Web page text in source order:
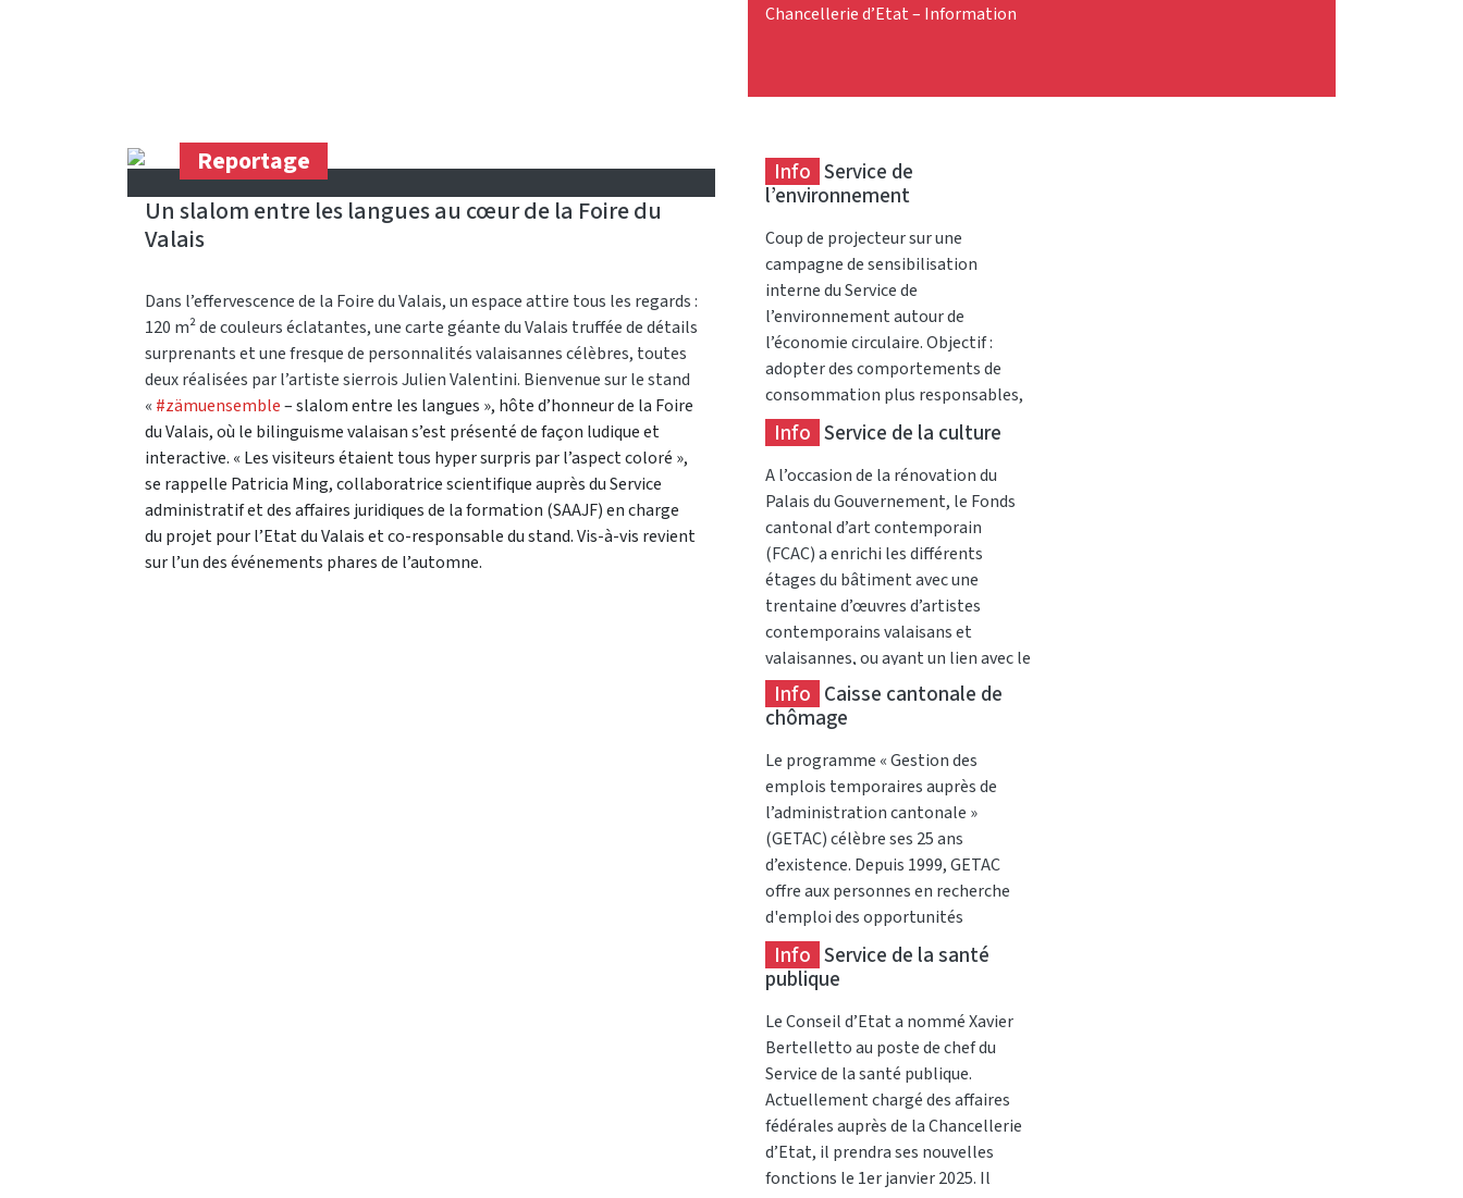
Chancellerie d’Etat – Information
Reportage
Un slalom entre les langues au cœur de la Foire du
Valais
Dans l’effervescence de la Foire du Valais, un espace attire tous les regards :
120 m² de couleurs éclatantes, une carte géante du Valais truffée de détails
surprenants et une fresque de personnalités valaisannes célèbres, toutes
deux réalisées par l’artiste sierrois Julien Valentini. Bienvenue sur le stand
« #zämuensemble– slalom entre les langues », hôte d’honneur de la Foire
du Valais, où le bilinguisme valaisan s’est présenté de façon ludique et
interactive. « Les visiteurs étaient tous hyper surpris par l’aspect coloré »,
se rappelle Patricia Ming, collaboratrice scientifique auprès du Service
administratif et des affaires juridiques de la formation (SAAJF) en charge
du projet pour l’Etat du Valais et co-responsable du stand. Vis-à-vis revient
sur l’un des événements phares de l’automne.
Info Service de
l’environnement
Coup de projecteur sur une
campagne de sensibilisation
interne du Service de
l’environnement autour de
l’économie circulaire. Objectif :
adopter des comportements de
consommation plus responsables,
plus durables, sans contrainte.
Info Service de la culture
A l’occasion de la rénovation du
Palais du Gouvernement, le Fonds
cantonal d’art contemporain
(FCAC) a enrichi les différents
étages du bâtiment avec une
trentaine d’œuvres d’artistes
contemporains valaisans et
valaisannes, ou ayant un lien avec le
Valais.
Info Caisse cantonale de
chômage
Le programme « Gestion des
emplois temporaires auprès de
l’administration cantonale »
(GETAC) célèbre ses 25 ans
d’existence. Depuis 1999, GETAC
offre aux personnes en recherche
d'emploi des opportunités
d’activités temporaires au sein des
services de l'administration
cantonale.
Info Service de la santé
publique
Le Conseil d’Etat a nommé Xavier
Bertelletto au poste de chef du
Service de la santé publique.
Actuellement chargé des affaires
fédérales auprès de la Chancellerie
d’Etat, il prendra ses nouvelles
fonctions le 1er janvier 2025. Il